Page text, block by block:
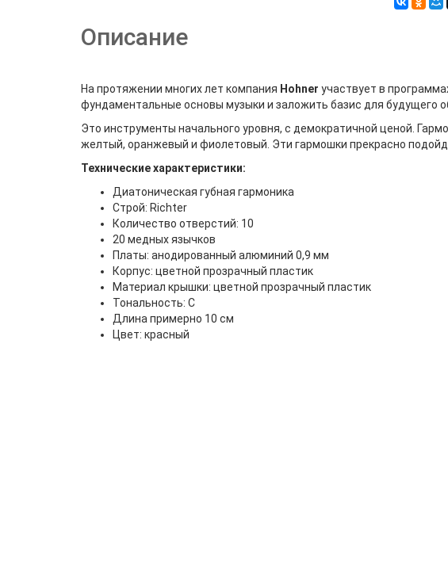
Описание
На протяжении многих лет компания Hohner участвует в
фундаментальные основы музыки и заложить базис для будущего
Это инструменты начального уровня, с демократичной ценой.
желтый, оранжевый и фиолетовый. Эти гармошки прекрасно
Технические характеристики:
Диатоническая губная гармоника
Строй: Richter
Количество отверстий: 10
20 медных язычков
Платы: анодированный алюминий 0,9 мм
Корпус: цветной прозрачный пластик
Материал крышки: цветной прозрачный пластик
Тональность: С
Длина примерно 10 см
Цвет: красный